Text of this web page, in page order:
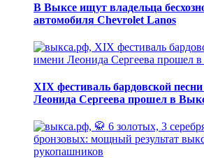
В Выксе ищут владельца
автомобиля Chevrolet Lanos
XIX фестиваль бардовской
Леонида Сергеева прошел в